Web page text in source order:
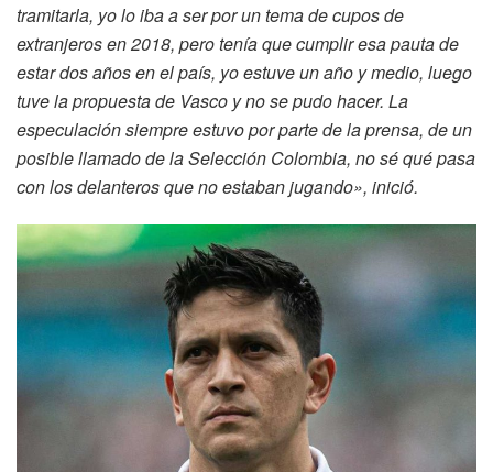
tramitarla, yo lo iba a ser por un tema de cupos de
extranjeros en 2018, pero tenía que cumplir esa pauta de
estar dos años en el país, yo estuve un año y medio, luego
tuve la propuesta de Vasco y no se pudo hacer. La
especulación siempre estuvo por parte de la prensa, de un
posible llamado de la Selección Colombia, no sé qué pasa
con los delanteros que no estaban jugando», inició.